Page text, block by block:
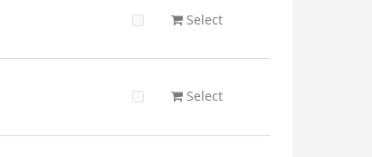
Select
Select